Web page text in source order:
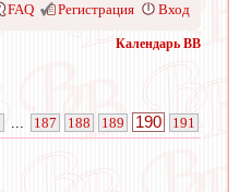
FAQ Регистрация Вход
Календарь ВВ
187 188 189 190 191